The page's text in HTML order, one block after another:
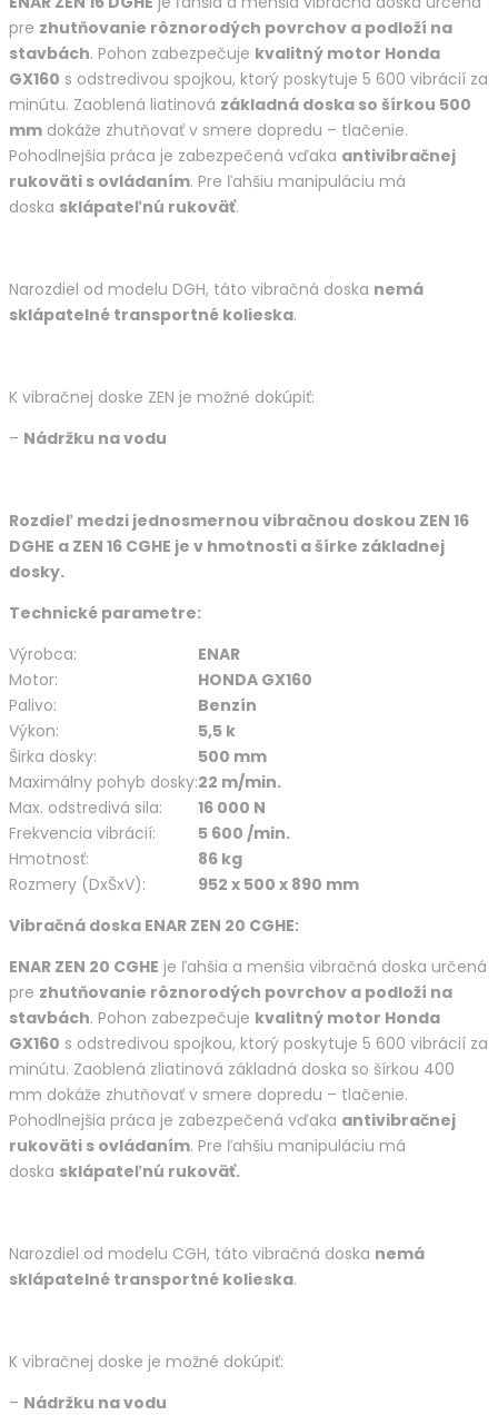
pre zhutňovanie rôznorodých povrchov a podloží na
stavbách. Pohon zabezpečuje kvalitný motor Honda
GX160 s odstredivou spojkou, ktorý poskytuje 5 600 vibrácií za
minútu. Zaoblená liatinová základná doska so šírkou 500
mm dokáže zhutňovať v smere dopredu – tlačenie.
Pohodlnejšia práca je zabezpečená vďaka antivibračnej
rukoväti s ovládaním. Pre ľahšiu manipuláciu má
doska sklápateľnú rukoväť.
Narozdiel od modelu DGH, táto vibračná doska nemá
sklápatelné transportné kolieska.
K vibračnej doske ZEN je možné dokúpiť:
– Nádržku na vodu
Rozdieľ medzi jednosmernou vibračnou doskou ZEN 16
DGHE a ZEN 16 CGHE je v hmotnosti a šírke základnej
dosky.
Technické parametre:
Výrobca:
ENAR
Motor:
HONDA GX160
Palivo:
Benzín
Výkon:
5,5 k
Širka dosky:
500 mm
Maximálny pohyb dosky:22 m/min.
Max. odstredivá sila:
16 000 N
Frekvencia vibrácií:
5 600 /min.
Hmotnosť:
86 kg
Rozmery (DxŠxV):
952 x 500 x 890 mm
Vibračná doska ENAR ZEN 20 CGHE:
ENAR ZEN 20 CGHE je ľahšia a menšia vibračná doska určená
pre zhutňovanie rôznorodých povrchov a podloží na
stavbách. Pohon zabezpečuje kvalitný motor Honda
GX160 s odstredivou spojkou, ktorý poskytuje 5 600 vibrácií za
minútu. Zaoblená zliatinová základná doska so šírkou 400
mm dokáže zhutňovať v smere dopredu – tlačenie.
Pohodlnejšia práca je zabezpečená vďaka antivibračnej
rukoväti s ovládaním. Pre ľahšiu manipuláciu má
doska sklápateľnú rukoväť.
Narozdiel od modelu CGH, táto vibračná doska nemá
sklápatelné transportné kolieska.
K vibračnej doske je možné dokúpiť:
– Nádržku na vodu